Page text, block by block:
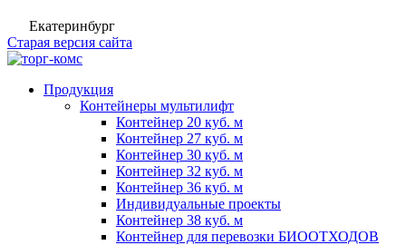
Екатеринбург
Старая версия сайта
Продукция
Контейнеры мультилифт
Контейнер 20 куб. м
Контейнер 27 куб. м
Контейнер 30 куб. м
Контейнер 32 куб. м
Контейнер 36 куб. м
Индивидуальные проекты
Контейнер 38 куб. м
Контейнер для перевозки БИООТХОДОВ